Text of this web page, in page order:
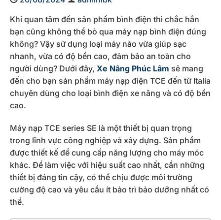
Khi quan tâm đến sản phẩm bình điện thì chắc hẳn
bạn cũng không thể bỏ qua máy nạp bình điện đúng
không? Vậy sử dụng loại máy nào vừa giúp sạc
nhanh, vừa có độ bền cao, đảm bảo an toàn cho
người dùng? Dưới đây, Xe Nâng Phúc Lâm sẽ mang
đến cho bạn sản phẩm máy nạp điện TCE đến từ Italia
chuyên dùng cho loại bình điện xe nâng và có độ bền
cao.
Máy nạp TCE series SE là một thiết bị quan trọng
trong lĩnh vực công nghiệp và xây dựng. Sản phẩm
được thiết kế để cung cấp năng lượng cho máy móc
khác. Để làm việc với hiệu suất cao nhất, cần những
thiết bị đáng tin cậy, có thể chịu được môi trường
cường độ cao và yêu cầu ít bảo trì bảo dưỡng nhất có
thể.